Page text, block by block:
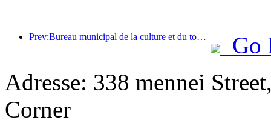
Prev:Bureau municipal de la culture et du tourisme de Pékin : En 2025, Pékin a accueilli 5,48 millions de touristes étrangers, soit une augmentation de 39 % par rapport à l’année précédente.
Go
Adresse: 338 mennei
Corner